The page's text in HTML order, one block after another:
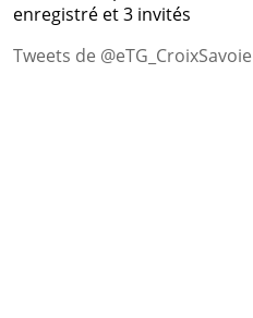
enregistré et 3 invités
Tweets de @eTG_CroixSavoie